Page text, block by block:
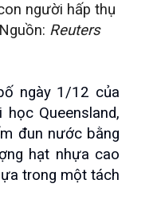
người hấp thụ
Reuters
ngày 1/12 của
Queensland,
đun nước bằng
hạt nhựa cao
trong một tách